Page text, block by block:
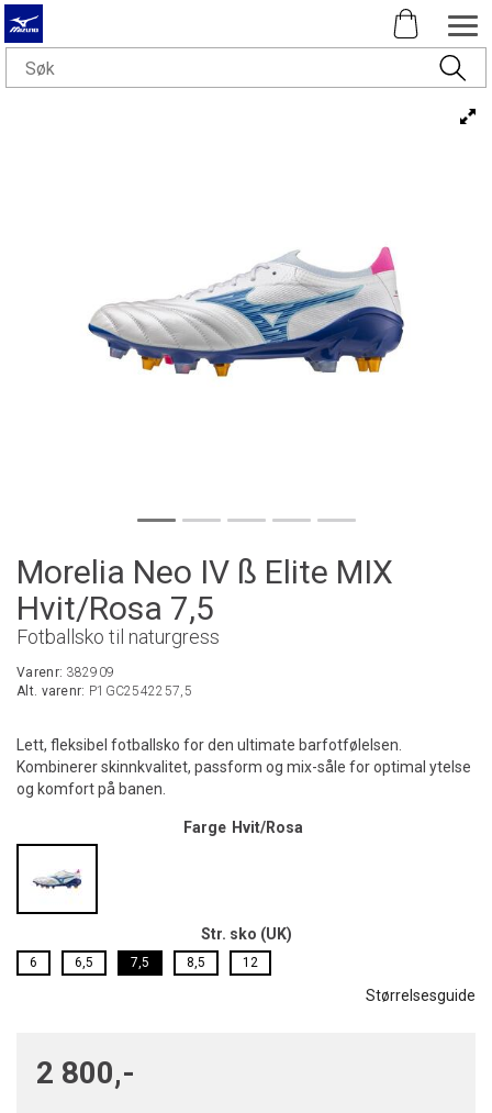
Morelia Neo IV ß Elite MIX
Hvit/Rosa 7,5
Fotballsko til naturgress
Varenr: 382909
Alt. varenr: P1GC2542257,5
Lett, fleksibel fotballsko for den ultimate barfotfølelsen.
Kombinerer skinnkvalitet, passform og mix-såle for optimal ytelse
og komfort på banen.
Farge Hvit/Rosa
Str. sko (UK)
6 6,5 7,5 8,5 12
Størrelsesguide
2 800,-